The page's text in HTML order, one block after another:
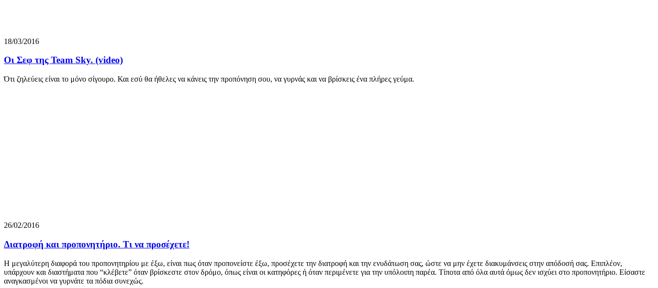
18/03/2016
Οι Σεφ της Team Sky. (video)
Ότι ζηλεύεις είναι το μόνο σίγουρο. Και εσύ θα ήθελες να κάνεις την προπόνηση σου, να γυρνάς και να βρίσκεις ένα πλήρες γεύμα.
26/02/2016
Διατροφή και προπονητήριο. Τι να προσέχετε!
Η μεγαλύτερη διαφορά του προπονητηρίου με έξω, είναι πως όταν προπονείστε έξω, προσέχετε την διατροφή και την ενυδάτωση σας, ώστε να μην έχετε διακυμάνσεις στην απόδοσή σας. Επιπλέον,
υπάρχουν και διαστήματα που “κλέβετε” όταν βρίσκεστε στον δρόμο, όπως είναι οι κατηφόρες ή όταν περιμένετε για την υπόλοιπη παρέα. Τίποτα από όλα αυτά όμως δεν ισχύει στο προπονητήριο. Είσαστε
αναγκασμένοι να γυρνάτε τα πόδια συνεχώς.